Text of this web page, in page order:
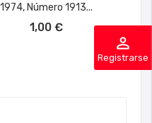
perm_identity
Registrarse
1974, Número 1913...
1,00 €